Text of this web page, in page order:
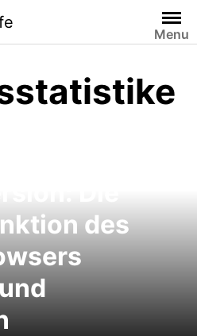
Menu
des